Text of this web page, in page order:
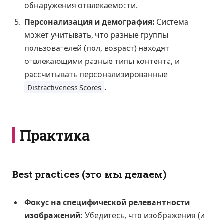
обнаружения отвлекаемости.
Персонализация и демография: Система
может учитывать, что разные группы
пользователей (пол, возраст) находят
отвлекающими разные типы контента, и
рассчитывать персонализированные
Distractiveness Scores .
Практика
Best practices (это мы делаем)
Фокус на специфической релевантности
изображений: Убедитесь, что изображения (и